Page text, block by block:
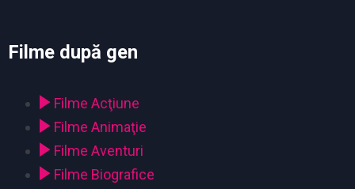
Filme după gen
Filme Acţiune
Filme Animaţie
Filme Aventuri
Filme Biografice